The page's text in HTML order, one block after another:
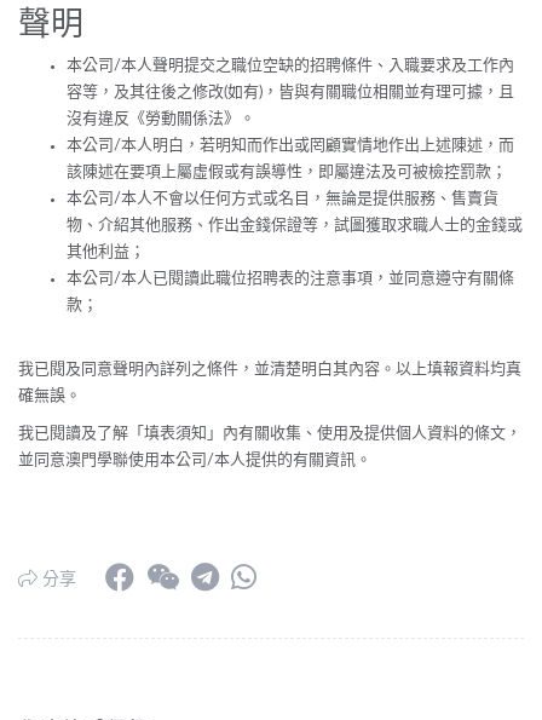
聲明
本公司/本人聲明提交之職位空缺的招聘條件、入職要求及工作內
容等，及其往後之修改(如有)，皆與有關職位相關並有理可據，且
沒有違反《勞動關係法》。
本公司/本人明白，若明知而作出或罔顧實情地作出上述陳述，而
該陳述在要項上屬虛假或有誤導性，即屬違法及可被檢控罰款；
本公司/本人不會以任何方式或名目，無論是提供服務、售賣貨
物、介紹其他服務、作出金錢保證等，試圖獲取求職人士的金錢或
其他利益；
本公司/本人已閱讀此職位招聘表的注意事項，並同意遵守有關條
款；
我已閱及同意聲明內詳列之條件，並清楚明白其內容。以上填報資料均真
確無誤。
我已閱讀及了解「填表須知」內有關收集、使用及提供個人資料的條文，
並同意澳門學聯使用本公司/本人提供的有關資訊。
分享